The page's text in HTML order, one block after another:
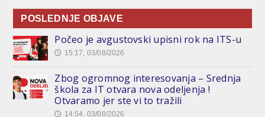
POSLEDNJE OBJAVE
Počeo je avgustovski upisni rok na ITS-u
🕔 15:17, 03/08/2026
Zbog ogromnog interesovanja – Srednja
škola za IT otvara nova odeljenja !
Otvaramo jer ste vi to tražili
🕔 14:54, 03/08/2026